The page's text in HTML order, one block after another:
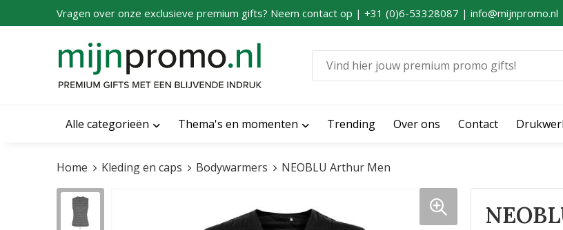
Vragen over onze exclusieve premium gifts? Neem contact op | +31 (0)6-53328087 | info@mijnpromo.nl
Alle categorieën Thema's en momenten Trending Over ons Contact
Home Kleding en caps Bodywarmers NEOBLU Arthur Men